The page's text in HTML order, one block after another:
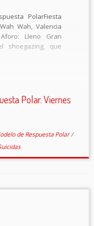
PolarFiesta
Wah, Valencia
Lleno Gran
shoegazing, que
Polar. Viernes
de Respuesta Polar/